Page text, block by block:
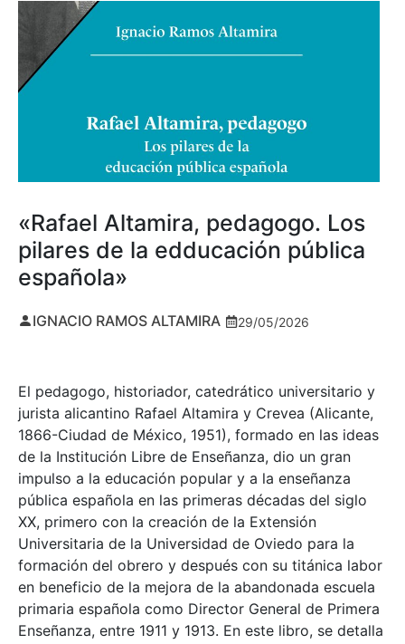
«Rafael Altamira, pedagogo. Los
pilares de la edducación pública
española»
IGNACIO RAMOS ALTAMIRA 29/05/2026
El pedagogo, historiador, catedrático universitario y
jurista alicantino Rafael Altamira y Crevea (Alicante,
1866-Ciudad de México, 1951), formado en las ideas
de la Institución Libre de Enseñanza, dio un gran
impulso a la educación popular y a la enseñanza
pública española en las primeras décadas del siglo
XX, primero con la creación de la Extensión
Universitaria de la Universidad de Oviedo para la
formación del obrero y después con su titánica labor
en beneficio de la mejora de la abandonada escuela
primaria española como Director General de Primera
Enseñanza, entre 1911 y 1913. En este libro, se detalla